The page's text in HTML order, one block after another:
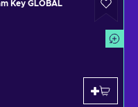
Key GLOBAL